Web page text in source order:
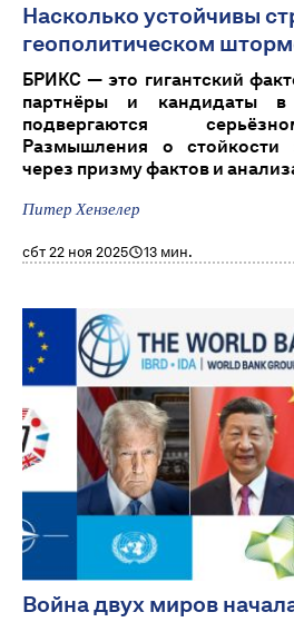
Насколько устойчивы
геополитическом
БРИКС — это гигантский
партнёры и кандидаты в
подвергаются
Размышления о стойкости
через призму фактов и
Питер Хензелер
сбт 22 ноя 2025 13 мин.
Война двух миров